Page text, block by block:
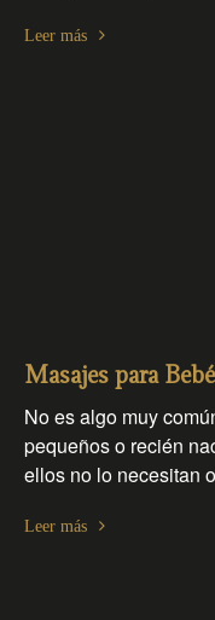
Leer más
Masajes para
No es algo muy
pequeños o recién
ellos no lo necesitan
Leer más